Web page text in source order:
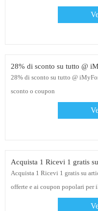
28% di sconto su tutto @
28% di sconto su tutto @
sconto o coupon
Acquista 1 Ricevi 1 gratis
Acquista 1 Ricevi 1 gratis su
offerte e ai coupon popolari per